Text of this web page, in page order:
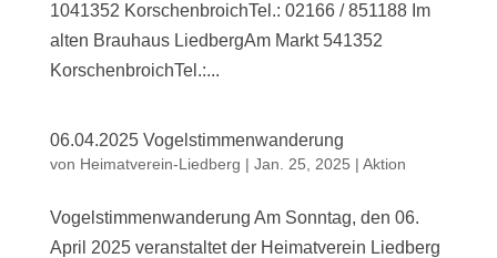
1041352 KorschenbroichTel.: 02166 / 851188 Im
alten Brauhaus LiedbergAm Markt 541352
KorschenbroichTel.:...
06.04.2025 Vogelstimmenwanderung
von Heimatverein-Liedberg | Jan. 25, 2025 | Aktion
Vogelstimmenwanderung Am Sonntag, den 06.
April 2025 veranstaltet der Heimatverein Liedberg